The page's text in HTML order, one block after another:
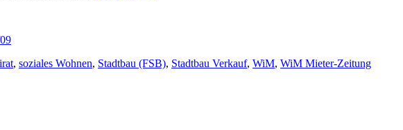
, soziales Wohnen, Stadtbau (FSB), Stadtbau Verkauf, WiM, WiM Mieter-Zeitung